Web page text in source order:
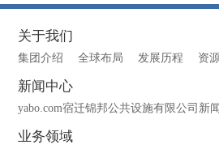
关于我们
集团介绍 全球布局 发展历程 资
新闻中心
yabo.com宿迁锦邦公共设施有限公司新闻
业务领域